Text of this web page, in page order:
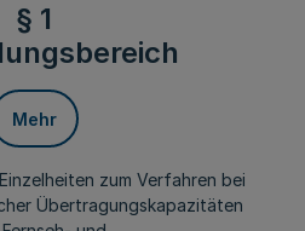
§ 1
Mehr
zum Verfahren bei
Übertragungskapazitäten